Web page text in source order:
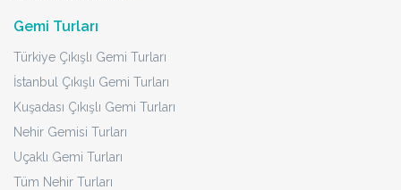
Gemi Turları
Türkiye Çıkışlı Gemi Turları
İstanbul Çıkışlı Gemi Turları
Kuşadası Çıkışlı Gemi Turları
Nehir Gemisi Turları
Uçaklı Gemi Turları
Tüm Nehir Turları